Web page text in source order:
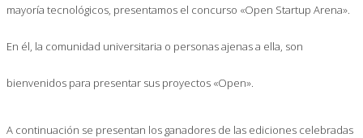
mayoría tecnológicos, presentamos el concurso «Open Startup Arena».
En él, la comunidad universitaria o personas ajenas a ella, son
bienvenidos para presentar sus proyectos «Open».
A continuación se presentan los ganadores de las ediciones celebradas